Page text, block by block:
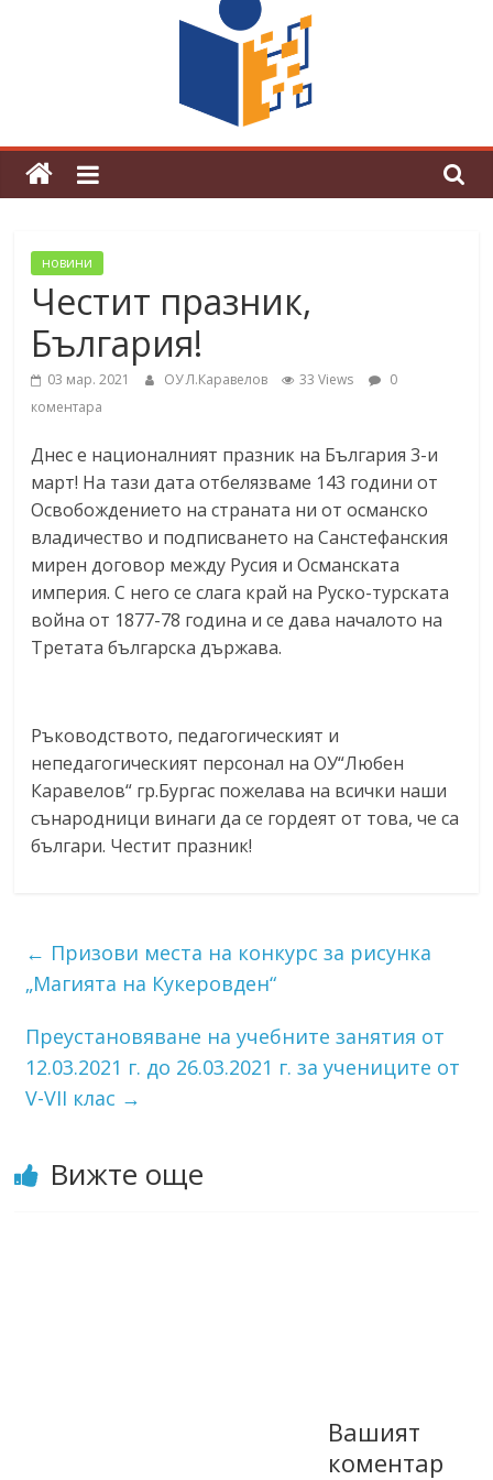
поредна награда от конкурс на
център за развитие на човешките
ресурси (ЦРЧР)
новини
Честит празник,
България!
03 мар. 2021 ОУ Л.Каравелов 33 Views
0
коментара
Днес е националният празник на България 3-и
март! На тази дата отбелязваме 143 години от
Освобождението на страната ни от османско
владичество и подписването на Санстефанския
мирен договор между Русия и Османската
империя. С него се слага край на Руско-турската
война от 1877-78 година и се дава началото на
Третата българска държава.
Ръководството, педагогическият и
непедагогическият персонал на ОУ“Любен
Каравелов“ гр.Бургас пожелава на всички наши
сънародници винаги да се гордеят от това, че са
българи. Честит празник!
← Призови места на конкурс за рисунка
„Магията на Кукеровден“
Преустановяване на учебните занятия от
12.03.2021 г. до 26.03.2021 г. за учениците от
V-VII клас →
Вижте още
Вашият
коментар